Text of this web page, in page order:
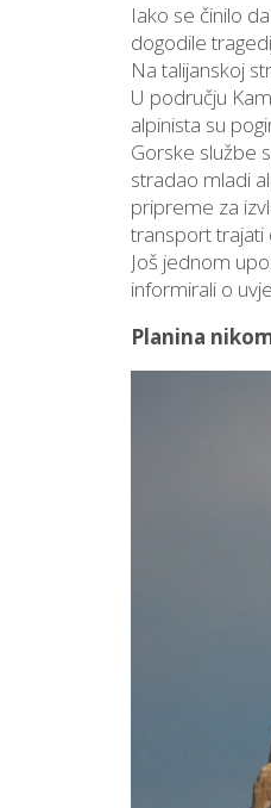
Iako se činilo
dogodile
Na talijanskoj
U području
alpinista su
Gorske službe
stradao mladi
pripreme za
transport trajati
Još jednom
informirali o
Planina